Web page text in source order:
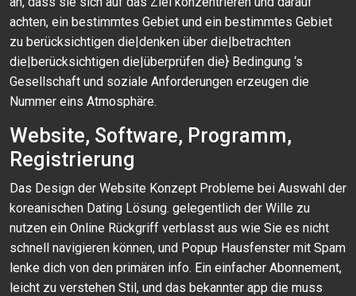
achten, ein bestimmtes Gebiet und ein bestimmtes Gebiet
zu berücksichtigen die|denken über die|betrachten
die|berücksichtigen die|überprüfen die} Bedingung ‘s
Gesellschaft und soziale Anforderungen erzeugen die
Nummer eins Atmosphäre.
Website, Software, Programm,
Registrierung
Das Design der Website Konzept Probleme bei Auswahl der
koreanischen Dating Lösung. gelegentlich der Wille zu
nutzen ein Online Rückgriff verblasst aus wie Sie es nicht
schnell navigieren können, und Popup Hausfenster mit Spam
lenke dich von den primären info. Ein einfacher Abonnement,
leicht zu verstehen Stil, und das bekannter app die muss